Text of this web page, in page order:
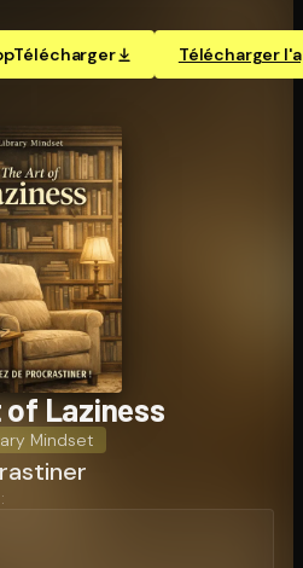
Télécharger Télécharger
of Laziness
Mindset